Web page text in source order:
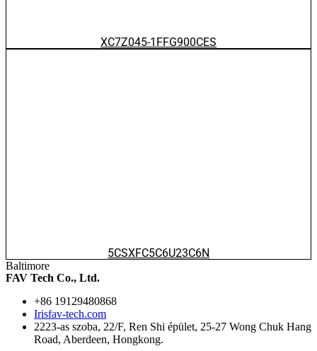
XC7Z045-1FFG900CES
5CSXFC5C6U23C6N
Baltimore
FAV Tech Co., Ltd.
+86 19129480868
Irisfav-tech.com
2223-as szoba, 22/F, Ren Shi épület, 25-27 Wong Chuk Hang
Road, Aberdeen, Hongkong.